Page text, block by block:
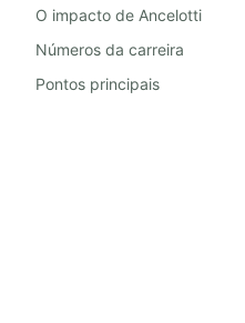
O impacto de Ancelotti
Números da carreira
Pontos principais